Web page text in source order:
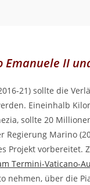
II
21) sollte die
Eineinhalb
sollte 20
Regierung Marino
Projekt vorbereitet.
Termini-Vaticano-
nehmen, über die